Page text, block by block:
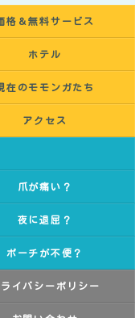
格＆無料サービス
ホテル
在のモモンガたち
アクセス
爪が痛い？
夜に退屈？
ポーチが不便？
イバシーポリシー